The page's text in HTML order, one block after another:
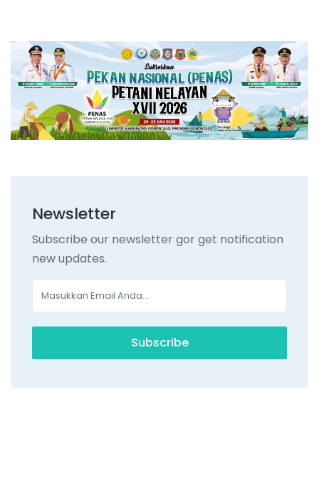
Newsletter
Subscribe our newsletter gor get notification
new updates.
Subscribe